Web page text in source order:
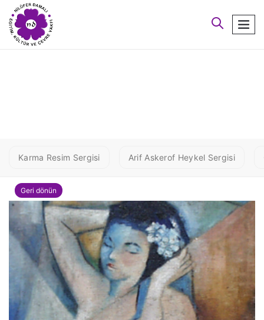
arayın
Karma Resim Sergisi Arif Askerof Heykel Sergisi
Geri dönün